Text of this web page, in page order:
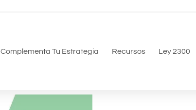
Complementa Tu Estrategia Recursos Ley 2300